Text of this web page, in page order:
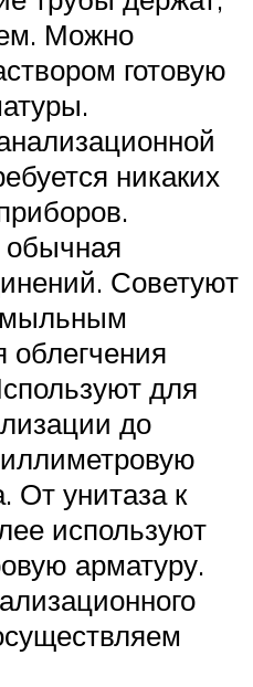
Можно
готовую
никаких
обычная
Советуют
мыльным
облегчения
для
до
От унитаза к
используют
арматуру.